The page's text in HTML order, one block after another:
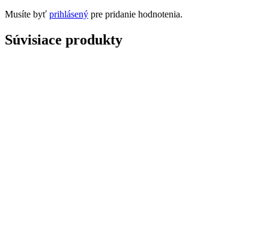
Musíte byť prihlásený pre pridanie hodnotenia.
Súvisiace produkty